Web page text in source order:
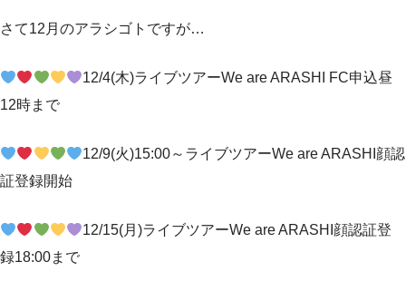
さて12月のアラシゴトですが…
12/4(木)ライブツアーWe are ARASHI FC申込昼
12時まで
12/9(火)15:00～ライブツアーWe are ARASHI顔認
証登録開始
12/15(月)ライブツアーWe are ARASHI顔認証登
録18:00まで